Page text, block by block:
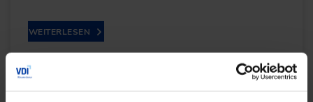
WEITERLESEN
Wasserstofftraktoren im Ackerbau: Kann das